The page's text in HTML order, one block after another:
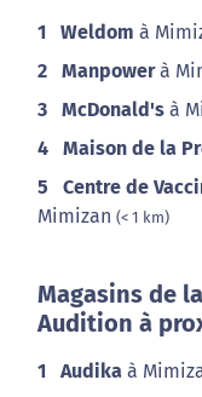
1 Weldom à
2 Manpowerà
3 McDonald's à
4 Maison de la
5 Centre de
Mimizan (< 1 km)
Magasins de
Audition à
1 Audika à